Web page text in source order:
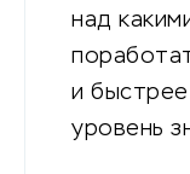
над
и
уровень